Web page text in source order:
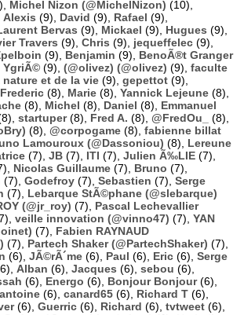
Michel Nizon (@MichelNizon) (10),
Alexis (9), David (9), Rafael (9),
Bervas (9), Mickael (9), Hugues (9),
Travers (9), Chris (9), jequeffelec (9),
(9), Benjamin (9), BenoÃ®t Granger
YgriÃ© (9), (@olivez) (@olivez) (9), faculte
et de la vie (9), gepettot (9),
Frederic (8), Marie (8), Yannick Lejeune (8),
(8), Michel (8), Daniel (8), Emmanuel
startuper(8), Fred A. (8), @FredOu_
(8),
(8), @corpogame (8), fabienne billat
Lamouroux (@Dassoniou) (8), Lereune
(7), JB (7), ITI (7), Julien Ã‰LIE (7),
Nicolas Guillaume (7), Bruno (7),
(7), Godefroy (7), Sebastien (7), Serge
(7), Lebarque StÃ©phane (@slebarque)
(@jr_roy) (7), Pascal Lechevallier
veille innovation (@vinno47) (7), YAN
(7), Fabien RAYNAUD
(7), Partech Shaker (@PartechShaker) (7),
(6), JÃ©rÃ´me (6), Paul (6), Eric (6), Serge
Alban (6), Jacques (6), sebou (6),
(6), Energo (6), Bonjour Bonjour(6),
antoine (6), canard65 (6), Richard T (6),
(6), Guerric (6), Richard (6), tvtweet (6),